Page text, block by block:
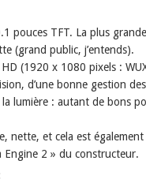
pouces TFT. La plus
(grand public, j’entends).
(1920 x 1080 pixels :
d’une bonne gestion
lumière : autant de bons
nette, et cela est
Engine 2 » du constructeur.